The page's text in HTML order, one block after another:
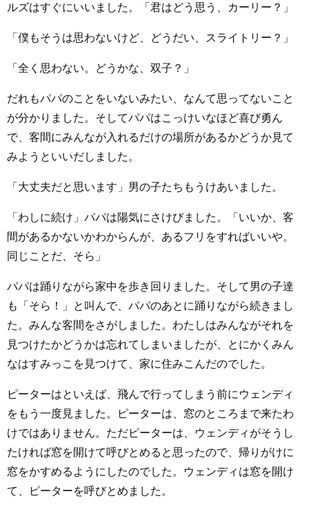
ルズはすぐにいいました。「君はどう思う、カーリー？」
「僕もそうは思わないけど、どうだい、スライトリー？」
「全く思わない。どうかな、双子？」
だれもパパのことをいないみたい、なんて思ってないこと
が分かりました。そしてパパはこっけいなほど喜び勇ん
で、客間にみんなが入れるだけの場所があるかどうか見て
みようといいだしました。
「大丈夫だと思います」男の子たちもうけあいました。
「わしに続け」パパは陽気にさけびました。「いいか、客
間があるかないかわからんが、あるフリをすればいいや。
同じことだ、そら」
パパは踊りながら家中を歩き回りました。そして男の子達
も「そら！」と叫んで、パパのあとに踊りながら続きまし
た。みんな客間をさがしました。わたしはみんながそれを
見つけたかどうかは忘れてしまいましたが、とにかくみん
なはすみっこを見つけて、家に住みこんだのでした。
ピーターはといえば、飛んで行ってしまう前にウェンディ
をもう一度見ました。ピーターは、窓のところまで来たわ
けではありません。ただピーターは、ウェンディがそうし
たければ窓を開けて呼びとめると思ったので、帰りがけに
窓をかすめるようにしたのでした。ウェンディは窓を開け
て、ピーターを呼びとめました。